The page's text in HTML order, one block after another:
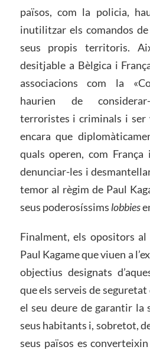
països, com la policia,
inutilitzar els comandos
seus propis territoris.
desitjable a Bèlgica i
associacions com la
haurien de
terroristes i criminals i ser
encara que
quals operen, com
denunciar-les i
temor al règim de Paul
seus poderosíssims lobbies
Finalment, els opositors
Paul Kagame que viuen a
objectius designats
que els serveis de seguretat
el seu deure de garantir la
seus habitants i, sobretot,
seus països es